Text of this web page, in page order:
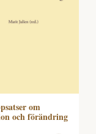
om
och förändring